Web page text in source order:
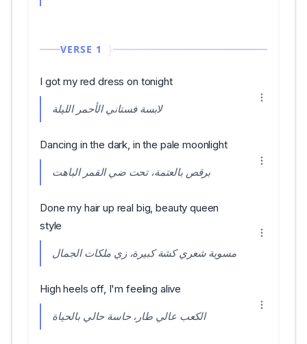
VERSE 1
I got my red dress on tonight
لابسة فستاني الأحمر الليلة
Dancing in the dark, in the pale moonlight
برقص بالعتمة، تحت ضي القمر الباهت
Done my hair up real big, beauty queen
style
مسوية شعري كشة كبيرة، زي ملكات الجمال
High heels off, I'm feeling alive
الكعب عالي طار، حاسة حالي بالحياة